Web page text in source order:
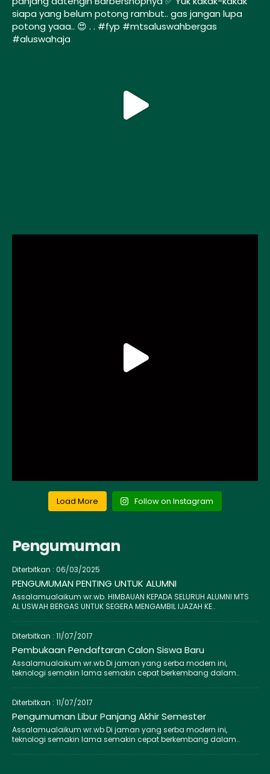
Load More Follow on Instagram
Pengumuman
Diterbitkan : 06/03/2025
PENGUMUMAN PENTING UNTUK ALUMNI
Assalamualaikum wr.wb. HIMBAUAN KEPADA SELURUH ALUMNI MTS
AL USWAH BERGAS UNTUK SEGERA MENGAMBIL IJAZAH KE..
Diterbitkan : 11/07/2017
Pembukaan Pendaftaran Calon Siswa Baru
Assalamualaikum wr.wb Di jaman yang serba modern ini,
teknologi semakin lama semakin cepat berkembang dalam..
Diterbitkan : 11/07/2017
Pengumuman Libur Panjang Akhir Semester
Assalamualaikum wr.wb Di jaman yang serba modern ini,
teknologi semakin lama semakin cepat berkembang dalam..